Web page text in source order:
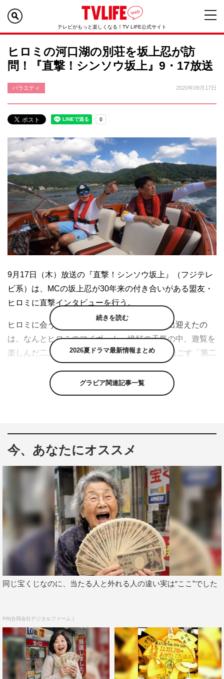
テレビがもっと楽しくなる！TV LIFE公式サイト
ヒロミの河口湖の別荘を坂上忍が訪
問！『直撃！シンソウ坂上』9・17放送
バラエティ 2020年09月17日
9月17日（木）放送の『直撃！シンソウ坂上』（フジテレ
ビ系）は、MCの坂上忍が30年来の付き合いがある盟友・
ヒロミに直撃インタビューを行う。
ヒロミに会うため、河口湖畔を訪れた坂上を出迎えたの
は、なんとヒロミのマイボート。絶好の天気の中、遊覧を
楽しんだ二人は、15分ほどでヒロミが休日を過ごす「第二
河口湖周辺のエリアは世界遺産・富士山の景観保護のため
に新しい建物を建てることが制限されているため、ヒロミ
はもともと喫茶店だった物件を購入。およそ5年をかけ
て、内装から外装に至るまで自身でリフォームを行ったと
いう。
続きを読む
2026夏ドラマ最新情報まとめ
グラビア関連記事一覧
今、あなたにオススメ
同じ宝くじなのに、当たる人と外れる人の違い実は“ここ”でした
PR(合同会社デジタルファーム )